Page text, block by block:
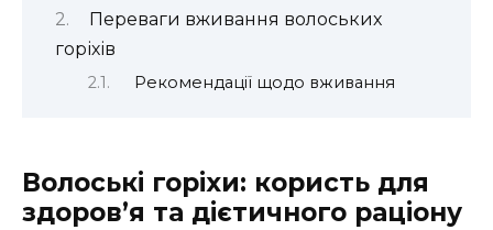
Переваги вживання волоських
горіхів
Рекомендації щодо вживання
Волоські горіхи: користь для
здоров’я та дієтичного раціону